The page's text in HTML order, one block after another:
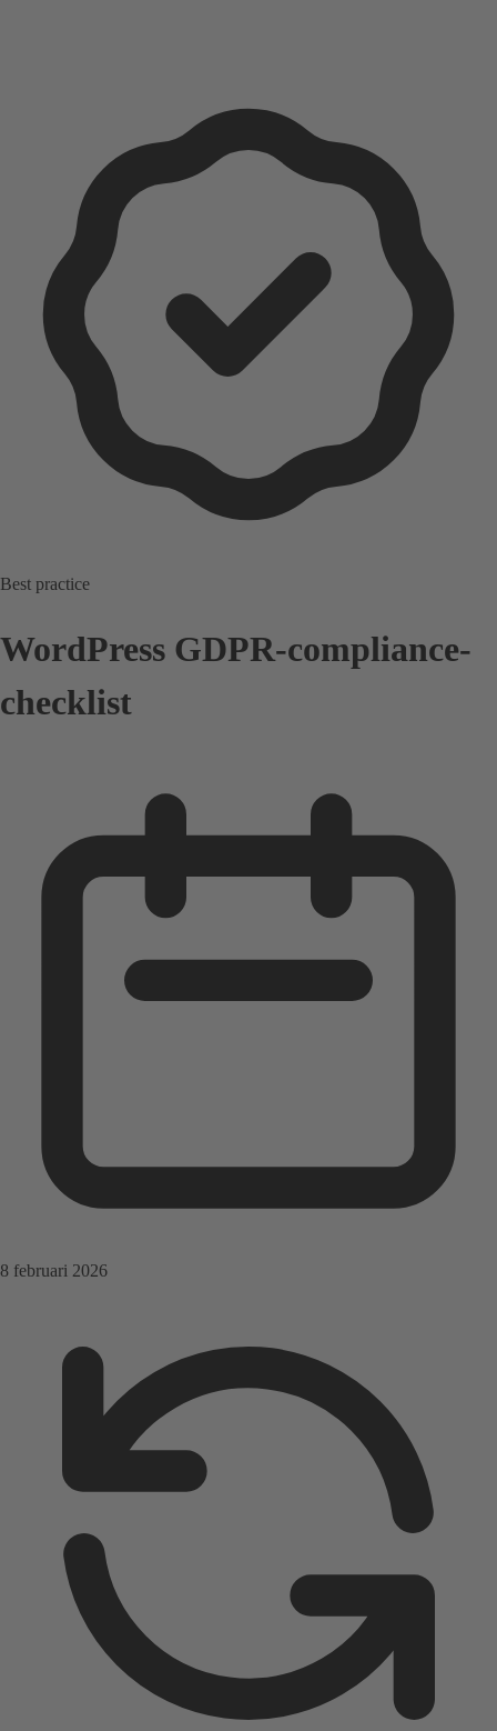
Best practice
WordPress GDPR-compliance-
checklist
8 februari 2026